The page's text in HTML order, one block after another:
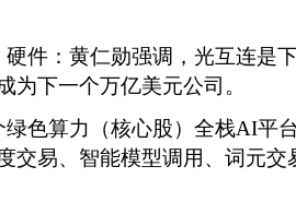
硬件：黄仁勋强调，光互连是
为下一个万亿美元公司。
色算力（核心股）全栈AI平
交易、智能模型调用、词元交